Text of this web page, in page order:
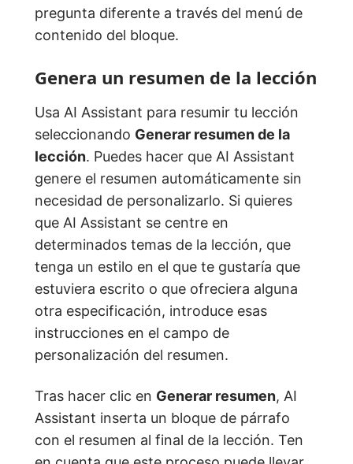
pregunta diferente a través del menú de
contenido del bloque.
Genera un resumen de la lección
Usa AI Assistant para resumir tu lección
seleccionando Generar resumen de la
lección. Puedes hacer que AI Assistant
genere el resumen automáticamente sin
necesidad de personalizarlo. Si quieres
que AI Assistant se centre en
determinados temas de la lección, que
tenga un estilo en el que te gustaría que
estuviera escrito o que ofreciera alguna
otra especificación, introduce esas
instrucciones en el campo de
personalización del resumen.
Tras hacer clic en Generar resumen, AI
Assistant inserta un bloque de párrafo
con el resumen al final de la lección. Ten